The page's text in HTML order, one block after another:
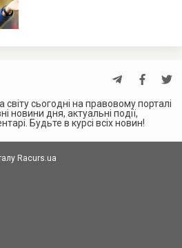
сьогодні на правовому порталі
новини дня, актуальні події,
Будьте в курсі всіх новин!
Racurs.ua